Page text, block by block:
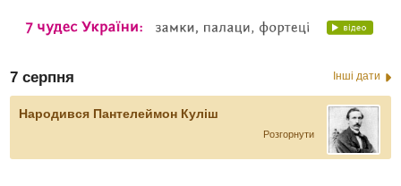
7 серпня Інші дати
Народився Пантелеймон Куліш
Розгорнути